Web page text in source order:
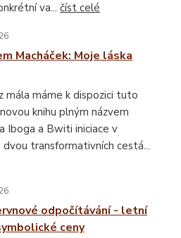
va... číst celé
Macháček: Moje láska
mála máme k dispozici tuto
knihu plným názvem
Iboga a Bwiti iniciace v
dvou transformativních cestá...
odpočítávání - letní
ceny